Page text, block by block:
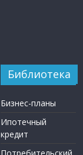
Библиотека
Бизнес-планы
Ипотечный
кредит